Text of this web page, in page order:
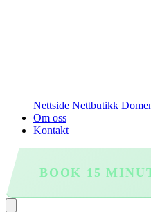
Nettside Nettbutikk
Om oss
Kontakt
BOOK 15